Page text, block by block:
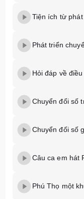
Tiện ích từ
Phát triển
Hỏi đáp về
Chuyển đổi số
Chuyển đối số
Câu ca em hát
Phú Thọ một